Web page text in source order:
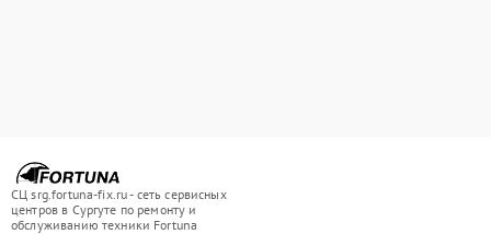
СЦ srg.fortuna-fix.ru - сеть сервисных
центров в Сургуте по ремонту и
обслуживанию техники Fortuna